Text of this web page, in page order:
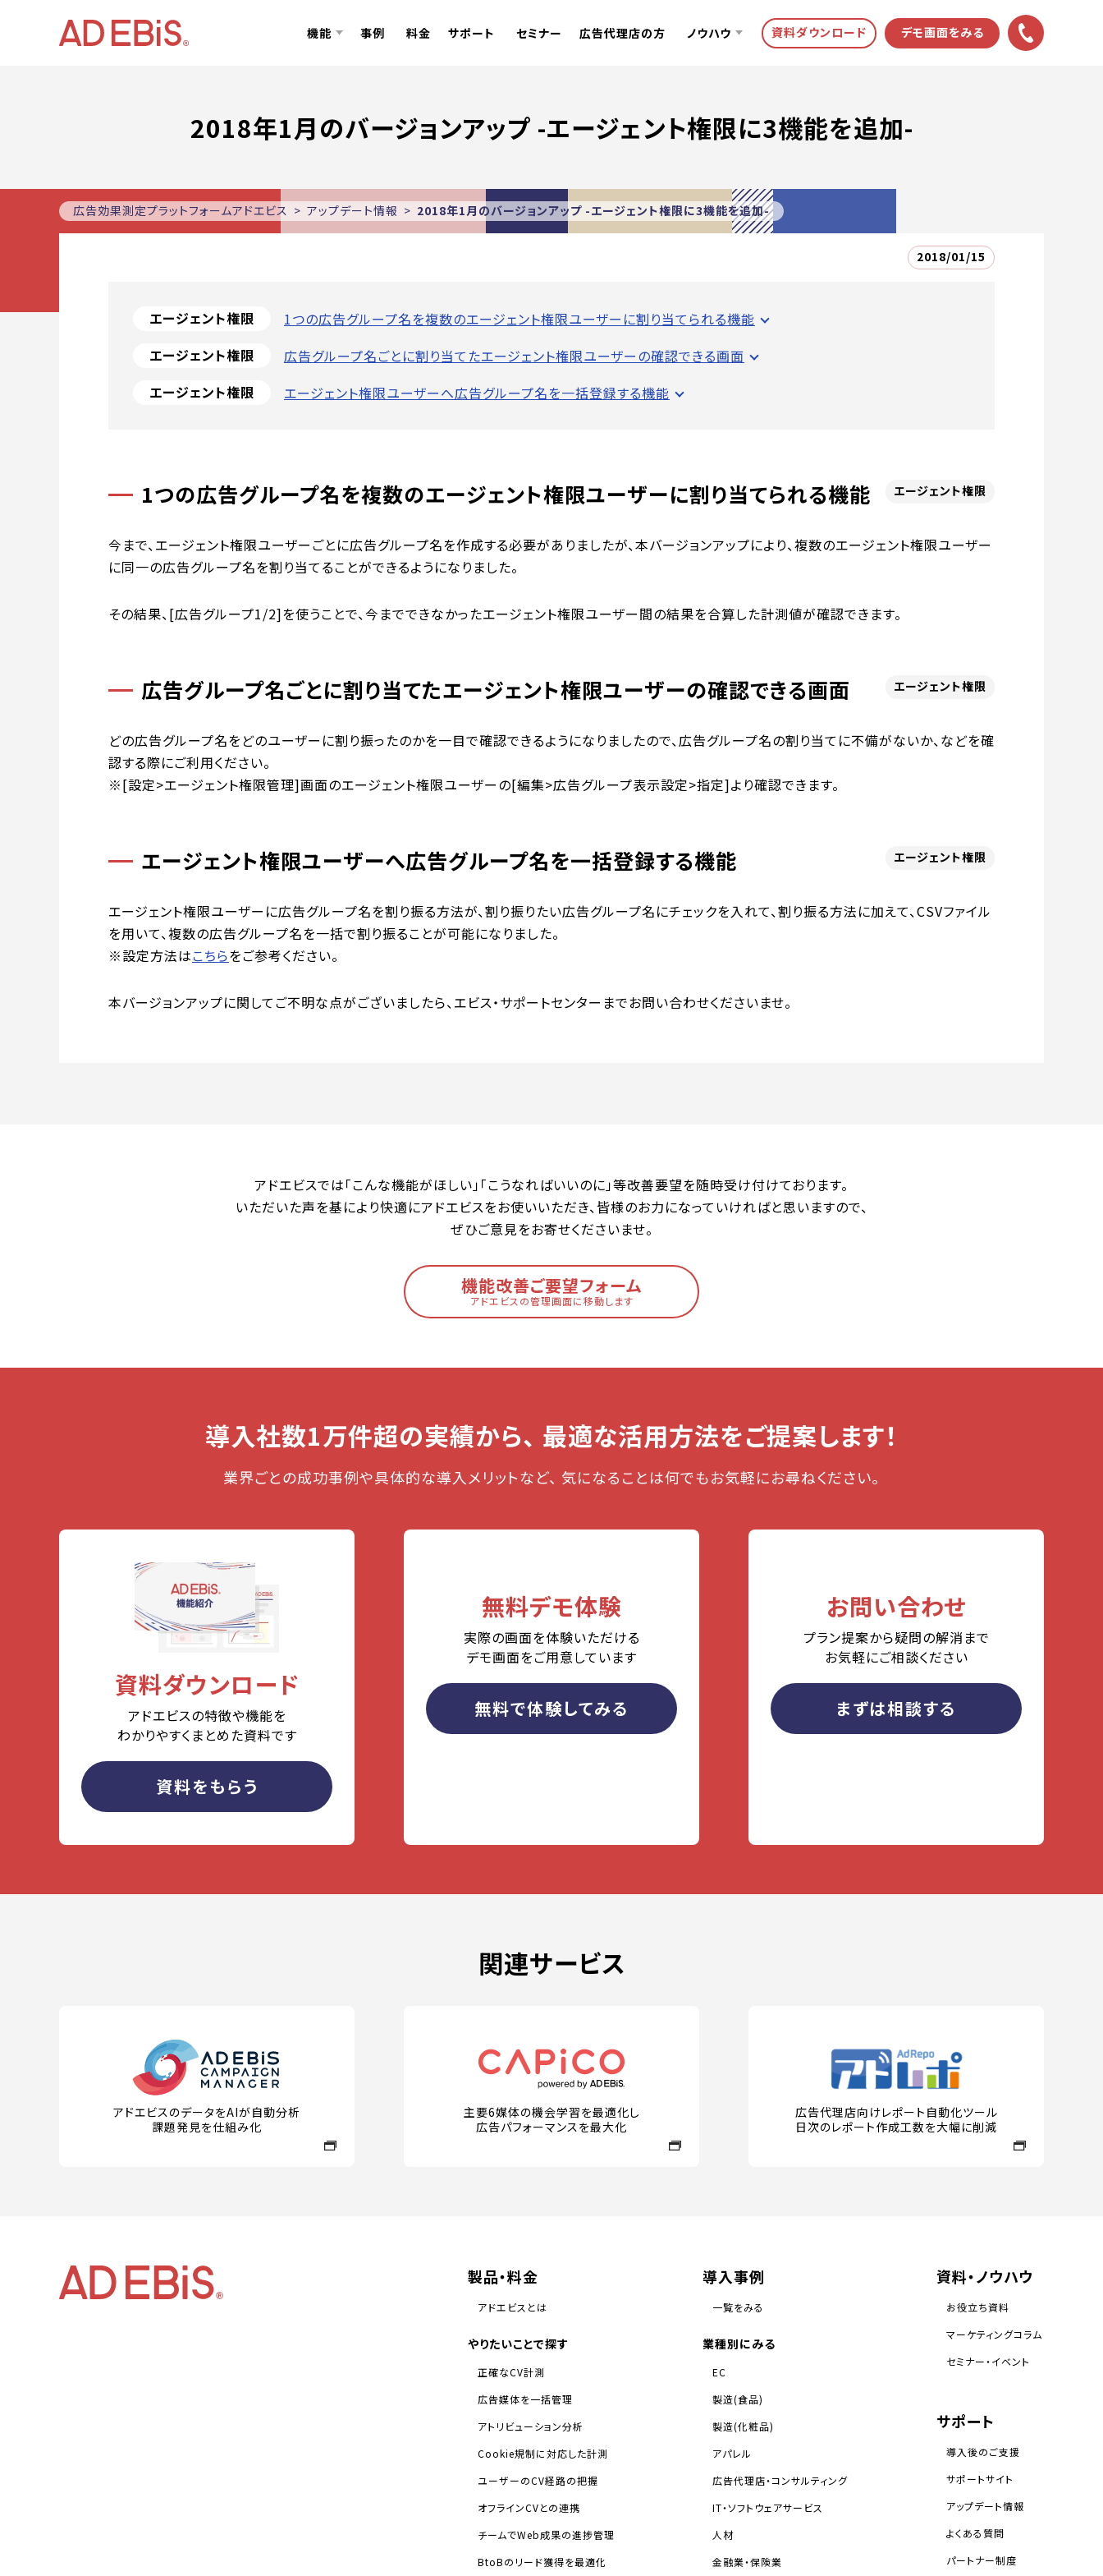
機能 事例 料金 サポート セミナー 広告代理店の方 ノウハウ 資料ダウンロード デモ画面をみる
2018年1月のバージョンアップ -エージェント権限に3機能を追加-
広告効果測定プラットフォームアドエビス アップデート情報 2018年1月のバージョンアップ -エージェント権限に3機能を追加-
2018/01/15
エージェント権限
1つの広告グループ名を複数のエージェント権限ユーザーに割り当てられる機能
エージェント権限
広告グループ名ごとに割り当てたエージェント権限ユーザーの確認できる画面
エージェント権限
エージェント権限ユーザーへ広告グループ名を一括登録する機能
1つの広告グループ名を複数のエージェント権限ユーザーに割り当てられる機能 エージェント権限
今まで、エージェント権限ユーザーごとに広告グループ名を作成する必要がありましたが、本バージョンアップにより、複数のエージェント権限ユーザー
に同一の広告グループ名を割り当てることができるようになりました。
その結果、[広告グループ1/2]を使うことで、今までできなかったエージェント権限ユーザー間の結果を合算した計測値が確認できます。
広告グループ名ごとに割り当てたエージェント権限ユーザーの確認できる画面 エージェント権限
どの広告グループ名をどのユーザーに割り振ったのかを一目で確認できるようになりましたので、広告グループ名の割り当てに不備がないか、などを確
認する際にご利用ください。
※[設定>エージェント権限管理]画面のエージェント権限ユーザーの[編集>広告グループ表示設定>指定]より確認できます。
エージェント権限ユーザーへ広告グループ名を一括登録する機能 エージェント権限
エージェント権限ユーザーに広告グループ名を割り振る方法が、割り振りたい広告グループ名にチェックを入れて、割り振る方法に加えて、CSVファイル
を用いて、複数の広告グループ名を一括で割り振ることが可能になりました。
※設定方法はこちらをご参考ください。
本バージョンアップに関してご不明な点がございましたら、エビス・サポートセンターまでお問い合わせくださいませ。
アドエビスでは「こんな機能がほしい」「こうなればいいのに」等改善要望を随時受け付けております。
いただいた声を基により快適にアドエビスをお使いいただき、皆様のお力になっていければと思いますので、
ぜひご意見をお寄せくださいませ。
機能改善ご要望フォーム
アドエビスの管理画面に移動します
導入社数1万件超の実績から、 最適な活用方法をご提案します！
業界ごとの成功事例や具体的な導入メリットなど、 気になることは何でもお気軽にお尋ねください。
資料ダウンロード
アドエビスの特徴や機能を
わかりやすくまとめた資料です
資料をもらう
無料デモ体験
実際の画面を体験いただける
デモ画面をご用意しています
無料で体験してみる
お問い合わせ
プラン提案から疑問の解消まで
お気軽にご相談ください
まずは相談する
関連サービス
アドエビスのデータをAIが自動分析
課題発見を仕組み化
主要6媒体の機会学習を最適化し
広告パフォーマンスを最大化
広告代理店向けレポート自動化ツール
日次のレポート作成工数を大幅に削減
製品・料金
アドエビスとは
やりたいことで探す
正確なCV計測
広告媒体を一括管理
アトリビューション分析
Cookie規制に対応した計測
ユーザーのCV経路の把握
オフラインCVとの連携
チームでWeb成果の進捗管理
BtoBのリード獲得を最適化
導入事例
一覧をみる
業種別にみる
EC
製造(食品)
製造(化粧品)
アパレル
広告代理店・コンサルティング
IT・ソフトウェアサービス
人材
金融業・保険業
資料・ノウハウ
お役立ち資料
マーケティングコラム
セミナー・イベント
サポート
導入後のご支援
サポートサイト
アップデート情報
よくある質問
パートナー制度